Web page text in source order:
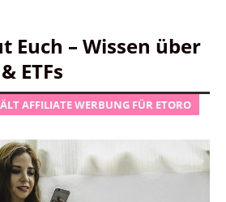
Euch – Wissen über
ETFs
AFFILIATE WERBUNG FÜR ETORO